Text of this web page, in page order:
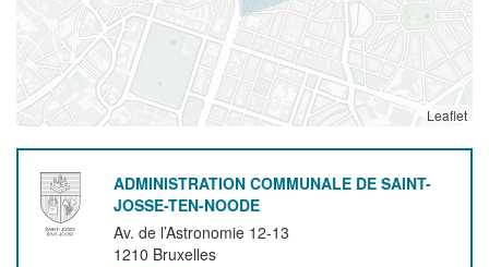
Leaflet
ADMINISTRATION COMMUNALE DE SAINT-
JOSSE-TEN-NOODE
Av. de l’Astronomie 12-13
1210 Bruxelles